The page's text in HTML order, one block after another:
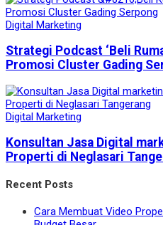
Digital Marketing
Strategi Podcast ‘Beli
Promosi Cluster Gading
Digital Marketing
Konsultan Jasa Digital
Properti di Neglasari
Recent Posts
Cara Membuat Video